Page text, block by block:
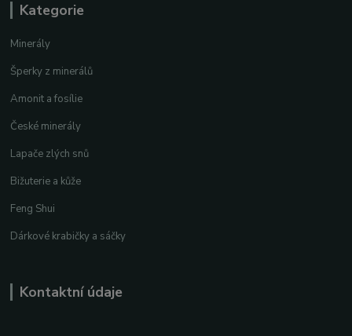
Kategorie
Minerály
Šperky z minerálů
Amonit a fosílie
České minerály
Lapače zlých snů
Bižuterie a kůže
Feng Shui
Dárkové krabičky a sáčky
Kontaktní údaje